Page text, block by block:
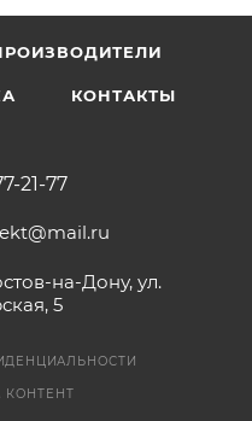
КОНТАКТЫ
21-77
на-Дону, ул.
5
КОНТЕНТ